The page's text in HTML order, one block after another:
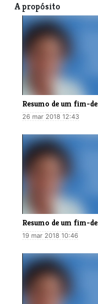
A propósito
​Resumo de um fim-
26 mar 2018 12:43
Resumo de um fim-
19 mar 2018 10:46